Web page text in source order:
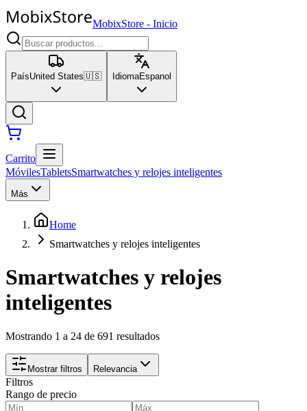
MobixStore - Inicio
PaísUnited States🇺🇸 IdiomaEspanol
Carrito
MóvilesTabletsSmartwatches y relojes inteligentes
Más
Home
Smartwatches y relojes inteligentes
Smartwatches y relojes
inteligentes
Mostrando 1 a 24 de 691 resultados
Mostrar filtros Relevancia
Filtros
Rango de precio